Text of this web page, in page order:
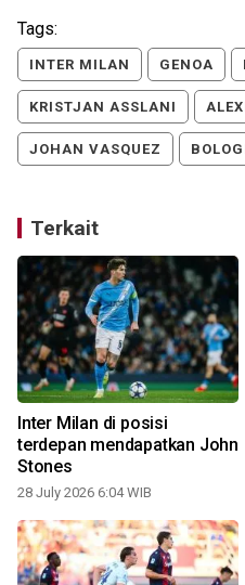
Tags:
INTER MILAN GENOA
KRISTJAN ASSLANI
JOHAN VASQUEZ
Terkait
Inter Milan di posisi
terdepan mendapatkan John
Stones
28 July 2026 6:04 WIB